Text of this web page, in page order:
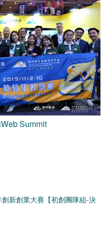
Summit
新創業大賽【初創團隊組-決